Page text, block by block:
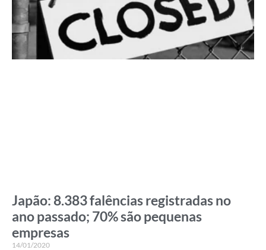
Japão: 8.383 falências registradas no
ano passado; 70% são pequenas
empresas
14/01/2020